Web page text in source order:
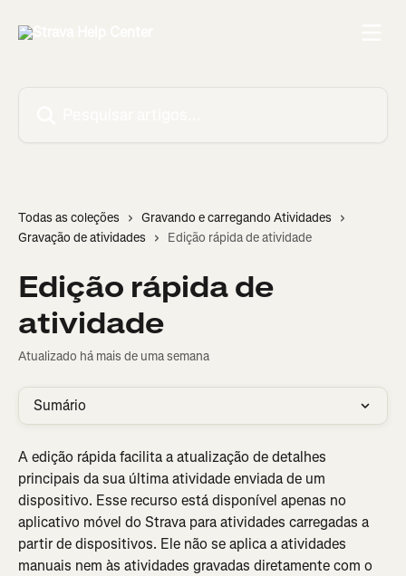
Todas as coleções
Gravando e carregando Atividades
Gravação de atividades
Edição rápida de atividade
Edição rápida de
atividade
Atualizado há mais de uma semana
Sumário
A edição rápida facilita a atualização de detalhes
principais da sua última atividade enviada de um
dispositivo. Esse recurso está disponível apenas no
aplicativo móvel do Strava para atividades carregadas a
partir de dispositivos. Ele não se aplica a atividades
manuais nem às atividades gravadas diretamente com o